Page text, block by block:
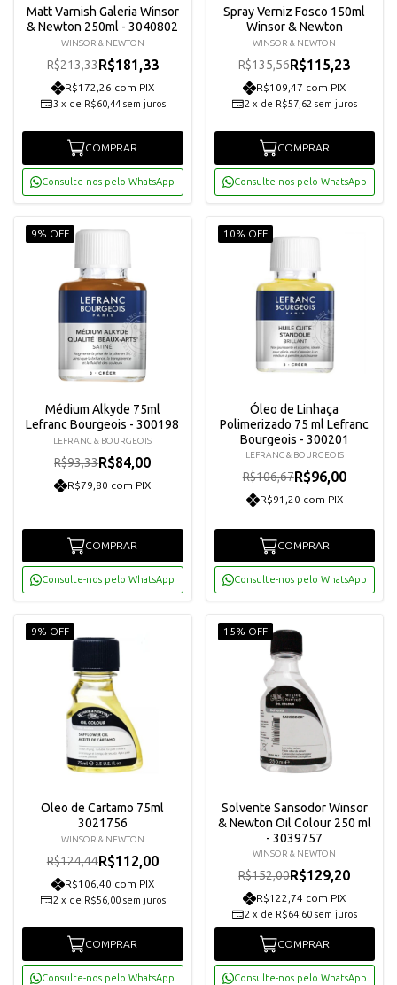
Matt Varnish Galeria Winsor
& Newton 250ml - 3040802
WINSOR & NEWTON
R$213,33R$181,33
R$172,26 com PIX
3 x de R$60,44 sem juros
COMPRAR
Consulte-nos pelo WhatsApp
Spray Verniz Fosco 150ml
Winsor & Newton
WINSOR & NEWTON
R$135,56R$115,23
R$109,47 com PIX
2 x de R$57,62 sem juros
COMPRAR
Consulte-nos pelo WhatsApp
9% OFF
Médium Alkyde 75ml
Lefranc Bourgeois - 300198
LEFRANC & BOURGEOIS
R$93,33R$84,00
R$79,80 com PIX
COMPRAR
Consulte-nos pelo WhatsApp
10% OFF
Óleo de Linhaça
Polimerizado 75 ml Lefranc
Bourgeois - 300201
LEFRANC & BOURGEOIS
R$106,67R$96,00
R$91,20 com PIX
COMPRAR
Consulte-nos pelo WhatsApp
9% OFF
Oleo de Cartamo 75ml
3021756
WINSOR & NEWTON
R$124,44R$112,00
R$106,40 com PIX
2 x de R$56,00 sem juros
COMPRAR
Consulte-nos pelo WhatsApp
15% OFF
Solvente Sansodor Winsor
& Newton Oil Colour 250 ml
- 3039757
WINSOR & NEWTON
R$152,00R$129,20
R$122,74 com PIX
2 x de R$64,60 sem juros
COMPRAR
Consulte-nos pelo WhatsApp